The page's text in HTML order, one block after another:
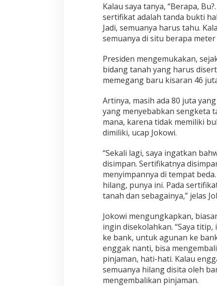
Kalau saya tanya, “Berapa,
sertifikat adalah tanda bukti
Jadi, semuanya harus tahu.
semuanya di situ berapa meter
Presiden mengemukakan,
bidang tanah yang harus
memegang baru kisaran 46
Artinya, masih ada 80 juta
yang menyebabkan sengketa
mana, karena tidak memiliki
dimiliki, ucap Jokowi.
“Sekali lagi, saya ingatkan
disimpan. Sertifikatnya
menyimpannya di tempat
hilang, punya ini. Pada
tanah dan sebagainya,” jelas
Jokowi mengungkapkan,
ingin disekolahkan. “Saya
ke bank, untuk agunan ke
enggak nanti, bisa
pinjaman, hati-hati. Kalau
semuanya hilang disita oleh
mengembalikan pinjaman.